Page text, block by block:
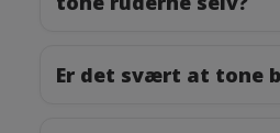
Er det svært at tone